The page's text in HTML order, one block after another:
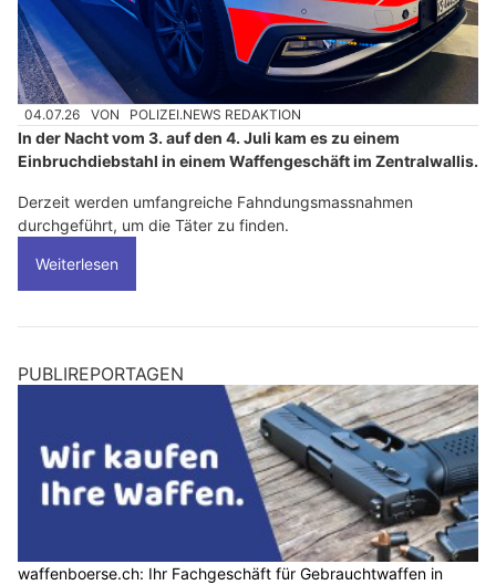
04.07.26 VON POLIZEI.NEWS REDAKTION
In der Nacht vom 3. auf den 4. Juli kam es zu einem
Einbruchdiebstahl in einem Waffengeschäft im Zentralwallis.
Derzeit werden umfangreiche Fahndungsmassnahmen
durchgeführt, um die Täter zu finden.
Weiterlesen
PUBLIREPORTAGEN
waffenboerse.ch: Ihr Fachgeschäft für Gebrauchtwaffen in